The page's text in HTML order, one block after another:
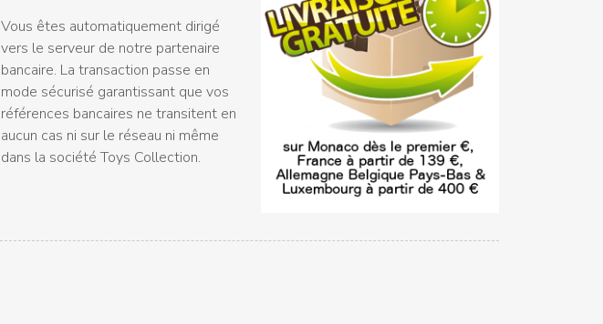
Vous êtes automatiquement dirigé
vers le serveur de notre partenaire
bancaire. La transaction passe en
mode sécurisé garantissant que vos
références bancaires ne transitent en
aucun cas ni sur le réseau ni même
dans la société Toys Collection.